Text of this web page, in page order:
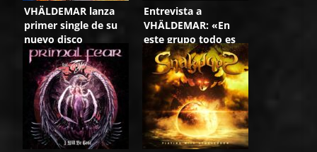
VHÄLDEMAR lanza
primer single de su
nuevo disco
Entrevista a
VHÄLDEMAR: «En
este grupo todo es
posible»